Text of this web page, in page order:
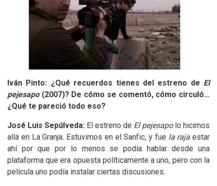
Iván Pinto: ¿Qué recuerdos tienes del estreno de El
pejesapo (2007)? De cómo se comentó, cómo circuló…
¿Qué te pareció todo eso?
José Luis Sepúlveda: El estreno de El pejesapo lo hicimos
allá en La Granja. Estuvimos en el Sanfic, y fue la raja estar
ahí por que por lo menos se podía hablar desde una
plataforma que era opuesta políticamente a uno, pero con la
película uno podía instalar ciertas discusiones.